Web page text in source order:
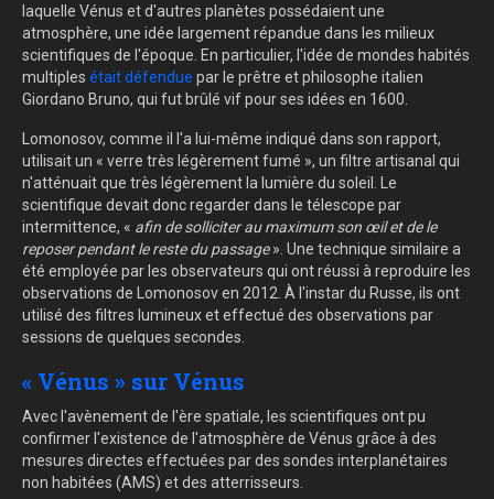
laquelle Vénus et d'autres planètes possédaient une
atmosphère, une idée largement répandue dans les milieux
scientifiques de l'époque. En particulier, l'idée de mondes habités
multiples était défendue par le prêtre et philosophe italien
Giordano Bruno, qui fut brûlé vif pour ses idées en 1600.
Lomonosov, comme il l'a lui-même indiqué dans son rapport,
utilisait un « verre très légèrement fumé », un filtre artisanal qui
n'atténuait que très légèrement la lumière du soleil. Le
scientifique devait donc regarder dans le télescope par
intermittence, « afin de solliciter au maximum son œil et de le
reposer pendant le reste du passage». Une technique similaire a
été employée par les observateurs qui ont réussi à reproduire les
observations de Lomonosov en 2012. À l'instar du Russe, ils ont
utilisé des filtres lumineux et effectué des observations par
sessions de quelques secondes.
« Vénus » sur Vénus
Avec l'avènement de l'ère spatiale, les scientifiques ont pu
confirmer l'existence de l'atmosphère de Vénus grâce à des
mesures directes effectuées par des sondes interplanétaires
non habitées (AMS) et des atterrisseurs.